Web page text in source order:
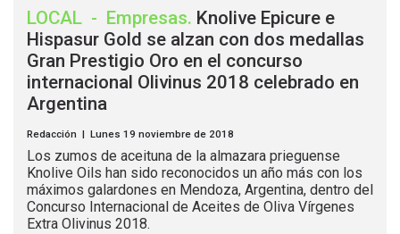
LOCAL - Empresas. Knolive Epicure e
Hispasur Gold se alzan con dos medallas
Gran Prestigio Oro en el concurso
internacional Olivinus 2018 celebrado en
Argentina
Redacción | Lunes 19 noviembre de 2018
Los zumos de aceituna de la almazara prieguense
Knolive Oils han sido reconocidos un año más con los
máximos galardones en Mendoza, Argentina, dentro del
Concurso Internacional de Aceites de Oliva Vírgenes
Extra Olivinus 2018.